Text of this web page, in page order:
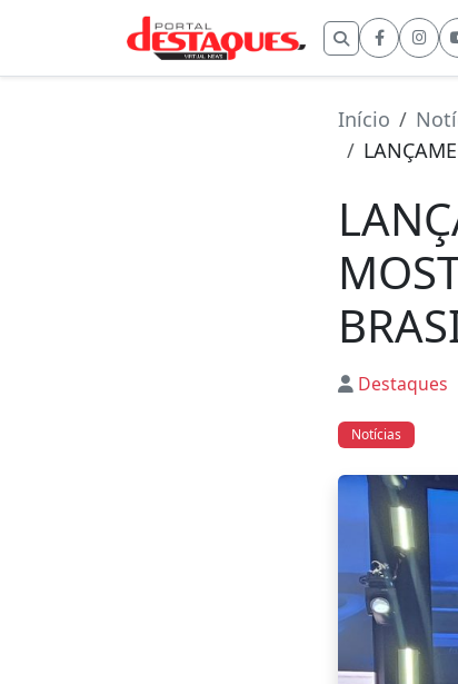
Buscar
Início
Destaques
Notícias